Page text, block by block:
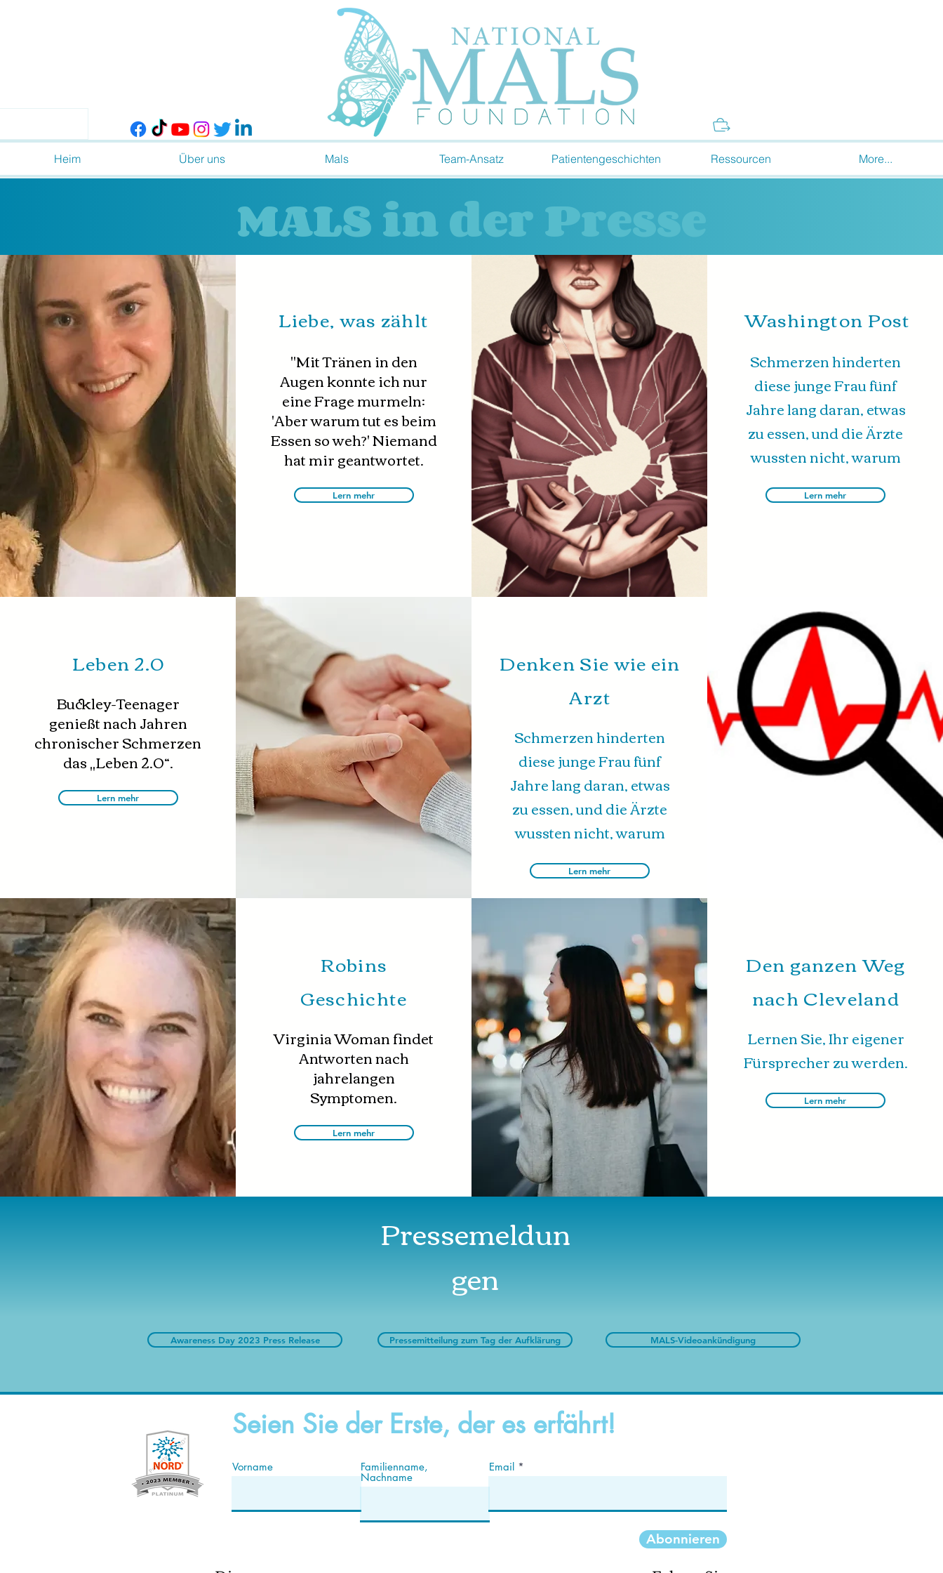
Heim Über uns Mals Team-Ansatz Patientengeschichten Ressourcen More...
MALS in der Presse
Liebe, was zählt
"Mit Tränen in den
Augen konnte ich nur
eine Frage murmeln:
'Aber warum tut es beim
Essen so weh?' Niemand
hat mir geantwortet.
Lern mehr
Washington Post
Schmerzen hinderten
diese junge Frau fünf
Jahre lang daran, etwas
zu essen, und die Ärzte
wussten nicht, warum
Lern mehr
Leben 2.0
Buckley-Teenager
genießt nach Jahren
chronischer Schmerzen
das „Leben 2.0“.
Lern mehr
Denken Sie wie ein
Arzt
Schmerzen hinderten
diese junge Frau fünf
Jahre lang daran, etwas
zu essen, und die Ärzte
wussten nicht, warum
Lern mehr
Robins
Geschichte
Virginia Woman findet
Antworten nach
jahrelangen
Symptomen.
Lern mehr
Den ganzen Weg
nach Cleveland
Lernen Sie, Ihr eigener
Fürsprecher zu werden.
Lern mehr
Pressemeldun
gen
Awareness Day 2023 Press Release Pressemitteilung zum Tag der Aufklärung MALS-Videoankündigung
Seien Sie der Erste, der es erfährt!
Vorname Familienname,
Nachname
Email
Abonnieren